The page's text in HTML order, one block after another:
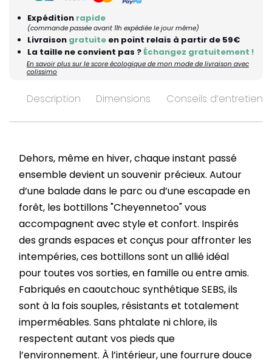
Expédition rapide
(commande passée avant 11h expédiée le jour même)
Livraison gratuite en point relais à partir de 59€
La taille ne convient pas ? Échangez gratuitement !
En savoir plus sur le score écologique de mon mode de livraison avec
colissimo
Description Dimensions Conseils d’entretien
Dehors, même en hiver, chaque instant passé
ensemble devient un souvenir précieux. Autour
d’une balade dans le parc ou d’une escapade en
forêt, les bottillons "Cheyennetoo" vous
accompagnent avec style et confort. Inspirés
des grands espaces et conçus pour affronter les
intempéries, ces bottillons sont un allié idéal
pour toutes vos sorties, en famille ou entre amis.
Fabriqués en caoutchouc synthétique SEBS, ils
sont à la fois souples, résistants et totalement
imperméables. Sans phtalate ni chlore, ils
respectent autant vos pieds que
l’environnement. À l’intérieur, une fourrure douce